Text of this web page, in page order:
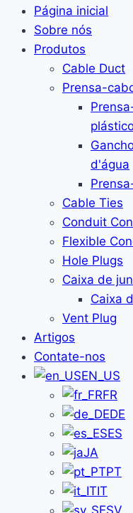
Página inicial
Sobre nós
Produtos
Cable Duct
Prensa-
d'água
Cable Ties
Conduit
Flexible
Hole Plugs
Caixa de
Caixa
Vent Plug
Artigos
Contate-nos
EN_US
FR
DE
ES
JA
PT
IT
SV